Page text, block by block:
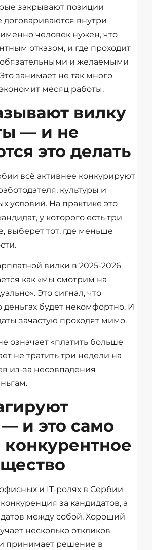
закрывают позиции
договариваются внутри
человек нужен, что
отказом, и где проходит
и желаемыми
занимает не так много
месяц работы.
вилку
— и не
это делать
всё активнее конкурируют
культуры и
условий. На практике это
у которого есть три
выберет тот, где меньше
вилки в 2025-2026
как «мы смотрим на
Это сигнал, что
деньгах будет некомфортно. И
зачастую проходят мимо.
означает «платить больше
не тратить три недели на
из-за несовпадения
и это само
конкурентное
и IT-ролях в Сербии
за кандидатов, а
между собой. Хороший
несколько откликов
принимает решение в